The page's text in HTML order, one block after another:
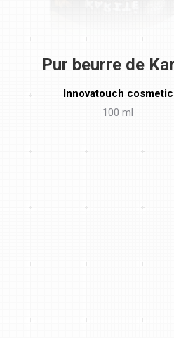
Pur beurre de
Innovatouch cosmetic
100 ml